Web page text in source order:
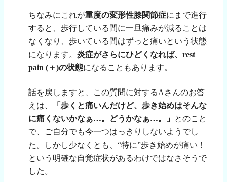
ちなみにこれが重度の変形性膝関節症にまで進行
すると、歩行している間に一旦痛みが減ることは
なくなり、歩いている間はずっと痛いという状態
になります。炎症がさらにひどくなれば、rest
pain ( ＋)の状態になることもあります。
話を戻しますと、この質問に対するA さんのお答
えは、
「歩くと痛いんだけど、歩き始めはそんな
に痛くないかなぁ…。どうかなぁ…。」 とのこと
で、ご自分でも今一つはっきりしないようでし
た。しかし少なくとも、“特に”歩き始めが痛い！
という明確な自覚症状があるわけではなさそうで
した。